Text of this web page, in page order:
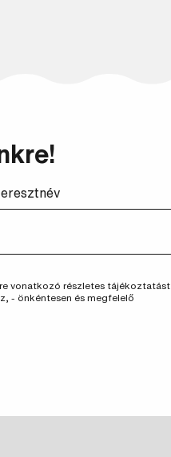
vonatkozó részletes tájékoztatást
- önkéntesen és megfelelő